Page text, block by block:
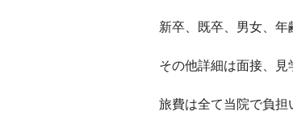
新卒、既卒、男女、年
その他詳細は面接、見
旅費は全て当院で負担